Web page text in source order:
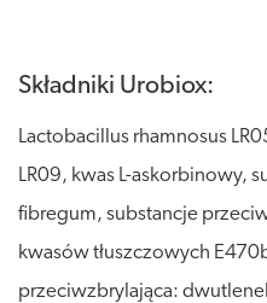
Składniki Urobiox:
Lactobacillus rhamnosus
LR09, kwas L-askorbinowy,
fibregum, substancje
kwasów tłuszczowych
przeciwzbrylająca: